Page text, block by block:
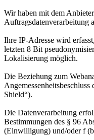
Wir haben mit dem
Auftragsdatenverarbeitung
Ihre IP-Adresse wird
letzten 8 Bit
Lokalisierung möglich.
Die Beziehung zum
Shield“).
Die Datenverarbeitung
Bestimmungen des § 96
(Einwilligung) und/oder f